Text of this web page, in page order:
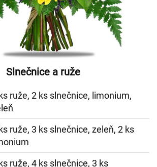
Slnečnice a ruže
ruže, 2 ks slnečnice, limonium,
ruže, 3 ks slnečnice, zeleň, 2 ks
ruže, 4 ks slnečnice, 3 ks